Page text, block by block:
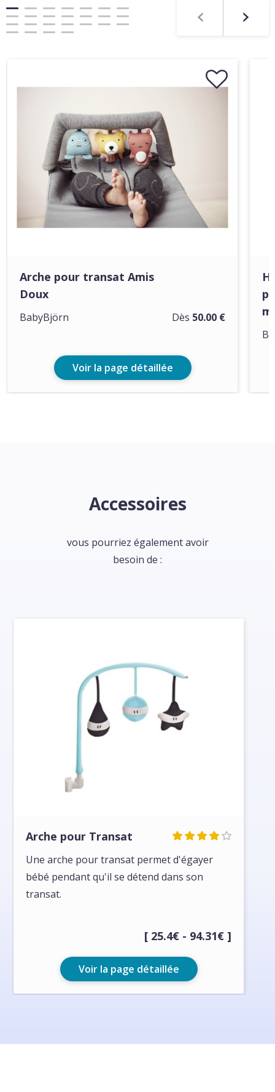
Arche pour transat Amis
Doux
Dès 50.00 €
BabyBjörn
Voir la page détaillée
Accessoires
vous pourriez également avoir
besoin de :
Arche pour Transat
Une arche pour transat permet d'égayer
bébé pendant qu'il se détend dans son
transat.
[ 25.4€ - 94.31€ ]
Voir la page détaillée